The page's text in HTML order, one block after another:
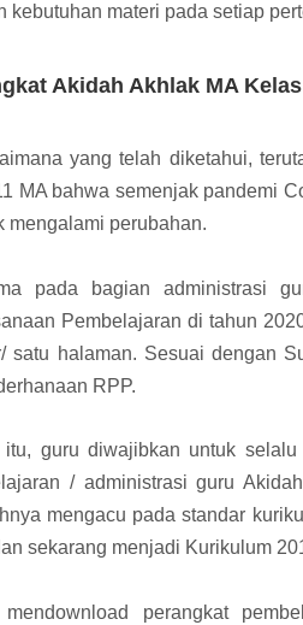
kebutuhan materi pada setiap
Akidah Akhlak MA
yang telah diketahui,
MA bahwa semenjak pandemi
mengalami perubahan.
pada bagian administrasi
Pembelajaran di tahun
satu halaman. Sesuai dengan
RPP.
itu, guru diwajibkan untuk
/ administrasi guru
mengacu pada standar
sekarang menjadi Kurikulum
mendownload perangkat